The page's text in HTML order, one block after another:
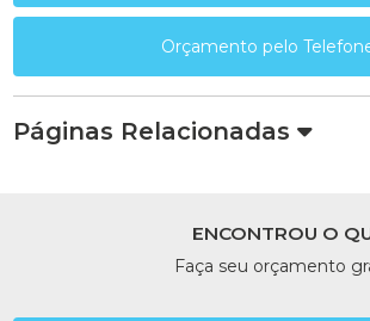
Orçamento pelo
Páginas Relacionadas
ENCONTROU O
Faça seu orçamento